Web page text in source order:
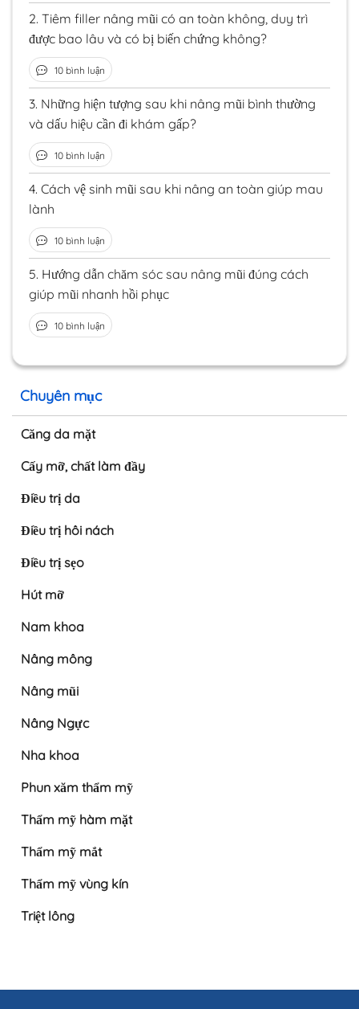
Chuyên mục
Căng da mặt
Cấy mỡ, chất làm đầy
Điều trị da
Điều trị hôi nách
Điều trị sẹo
Hút mỡ
Nam khoa
Nâng mông
Nâng mũi
Nâng Ngực
Nha khoa
Phun xăm thẩm mỹ
Thẩm mỹ hàm mặt
Thẩm mỹ mắt
Thẩm mỹ vùng kín
Triệt lông
2. Tiêm filler nâng mũi có an toàn không, duy trì
được bao lâu và có bị biến chứng không?
10 bình luận
3. Những hiện tượng sau khi nâng mũi bình thường
và dấu hiệu cần đi khám gấp?
10 bình luận
4. Cách vệ sinh mũi sau khi nâng an toàn giúp mau
lành
10 bình luận
5. Hướng dẫn chăm sóc sau nâng mũi đúng cách
giúp mũi nhanh hồi phục
10 bình luận